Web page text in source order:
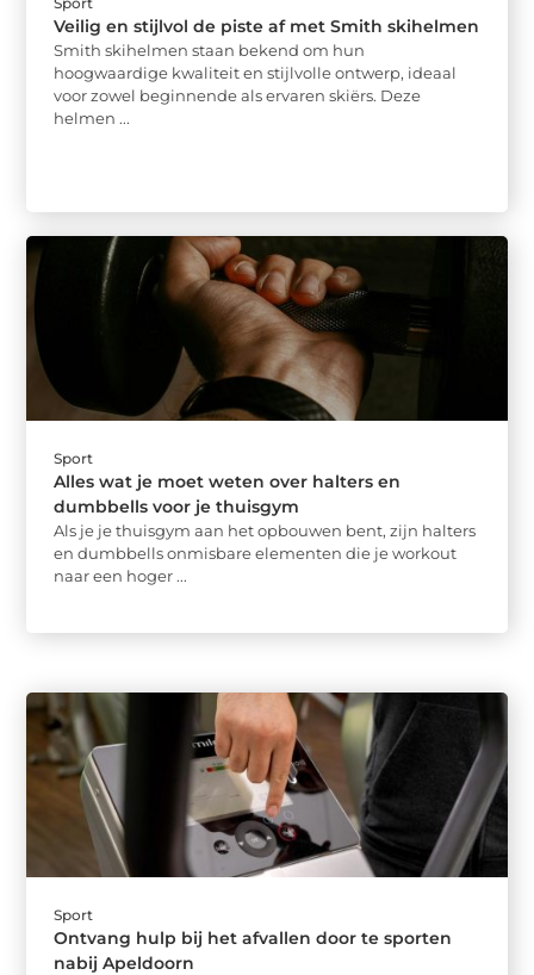
Veilig en stijlvol de piste af met Smith skihelmen
Smith skihelmen staan bekend om hun
hoogwaardige kwaliteit en stijlvolle ontwerp, ideaal
voor zowel beginnende als ervaren skiërs. Deze
helmen ...
Sport
Alles wat je moet weten over halters en
dumbbells voor je thuisgym
Als je je thuisgym aan het opbouwen bent, zijn halters
en dumbbells onmisbare elementen die je workout
naar een hoger ...
Sport
Ontvang hulp bij het afvallen door te sporten
nabij Apeldoorn